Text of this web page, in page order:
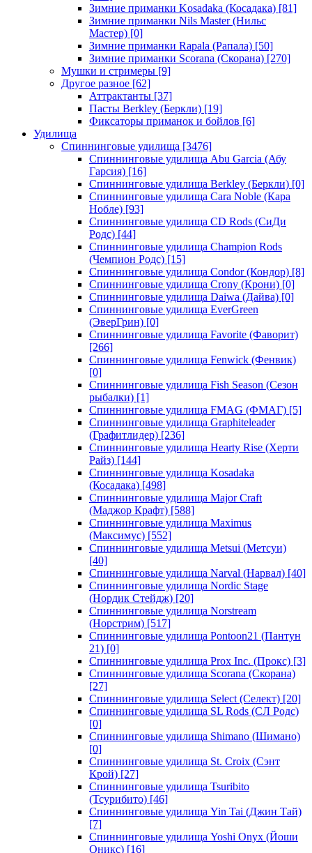
Зимние приманки Kosadaka (Косадака) [81]
Зимние приманки Nils Master (Нильс
Мастер) [0]
Зимние приманки Rapala (Рапала) [50]
Зимние приманки Scorana (Скорана) [270]
Мушки и стримеры [9]
Другое разное [62]
Аттрактанты [37]
Пасты Berkley (Беркли) [19]
Фиксаторы приманок и бойлов [6]
Удилища
Спиннинговые удилища [3476]
Спиннинговые удилища Abu Garcia (Абу
Гарсия) [16]
Спиннинговые удилища Berkley (Беркли) [0]
Спиннинговые удилища Cara Noble (Кара
Нобле) [93]
Спиннинговые удилища CD Rods (СиДи
Родс) [44]
Спиннинговые удилища Champion Rods
(Чемпион Родс) [15]
Спиннинговые удилища Condor (Кондор) [8]
Спиннинговые удилища Crony (Крони) [0]
Спиннинговые удилища Daiwa (Дайва) [0]
Спиннинговые удилища EverGreen
(ЭверГрин) [0]
Спиннинговые удилища Favorite (Фаворит)
[266]
Спиннинговые удилища Fenwick (Фенвик)
[0]
Спиннинговые удилища Fish Season (Сезон
рыбалки) [1]
Спиннинговые удилища FMAG (ФМАГ) [5]
Спиннинговые удилища Graphiteleader
(Графитлидер) [236]
Спиннинговые удилища Hearty Rise (Херти
Райз) [144]
Спиннинговые удилища Kosadaka
(Косадака) [498]
Спиннинговые удилища Major Craft
(Маджор Крафт) [588]
Спиннинговые удилища Maximus
(Максимус) [552]
Спиннинговые удилища Metsui (Метсуи)
[40]
Спиннинговые удилища Narval (Нарвал) [40]
Спиннинговые удилища Nordic Stage
(Нордик Стейдж) [20]
Спиннинговые удилища Norstream
(Норстрим) [517]
Спиннинговые удилища Pontoon21 (Пантун
21) [0]
Спиннинговые удилища Prox Inc. (Прокс) [3]
Спиннинговые удилища Scorana (Скорана)
[27]
Спиннинговые удилища Select (Селект) [20]
Спиннинговые удилища SL Rods (СЛ Родс)
[0]
Спиннинговые удилища Shimano (Шимано)
[0]
Спиннинговые удилища St. Croix (Сэнт
Крой) [27]
Спиннинговые удилища Tsuribito
(Тсурибито) [46]
Спиннинговые удилища Yin Tai (Джин Тай)
[7]
Спиннинговые удилища Yoshi Onyx (Йоши
Оникс) [16]